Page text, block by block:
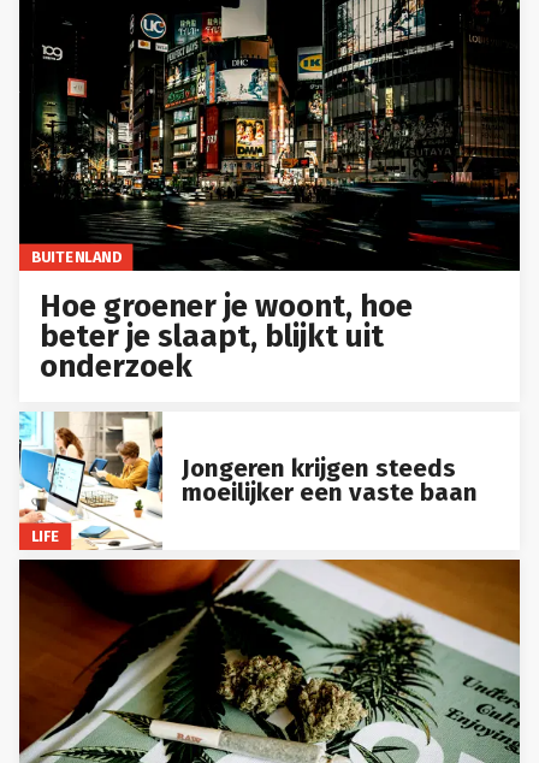
BUITENLAND
Hoe groener je woont, hoe
beter je slaapt, blijkt uit
onderzoek
LIFE
Jongeren krijgen steeds
moeilijker een vaste baan